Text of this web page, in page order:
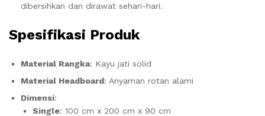
dibersihkan dan dirawat sehari-hari.
Spesifikasi Produk
Material Rangka: Kayu jati solid
Material Headboard: Anyaman rotan alami
Dimensi:
Single: 100 cm x 200 cm x 90 cm